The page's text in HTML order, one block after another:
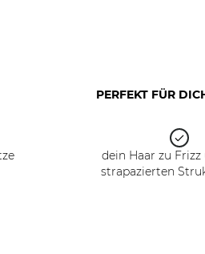
PERFEKT FÜR
dein Haar zu Frizz
strapazierten